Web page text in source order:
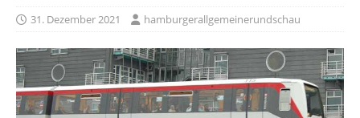
31. Dezember 2021 hamburgerallgemeinerundschau